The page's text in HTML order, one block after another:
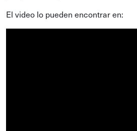
El video lo pueden encontrar en: